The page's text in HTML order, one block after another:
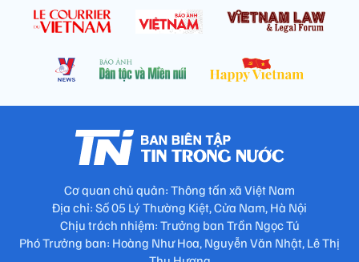
Cơ quan chủ quản: Thông tấn xã Việt Nam
Địa chỉ: Số 05 Lý Thường Kiệt, Cửa Nam, Hà Nội
Chịu trách nhiệm: Trưởng ban Trần Ngọc Tú
Phó Trưởng ban: Hoàng Như Hoa, Nguyễn Văn Nhật, Lê Thị